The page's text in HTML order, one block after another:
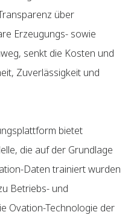
über
Erzeugungs- sowie
senkt die Kosten und
Zuverlässigkeit und
bietet
die auf der Grundlage
Daten trainiert wurden
Betriebs- und
Ovation-Technologie der